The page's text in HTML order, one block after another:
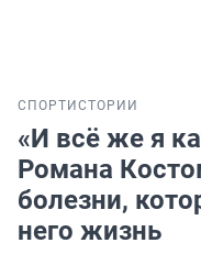
СПОРТ ИСТОРИИ
«И всё же я
Романа
болезни,
него жизнь